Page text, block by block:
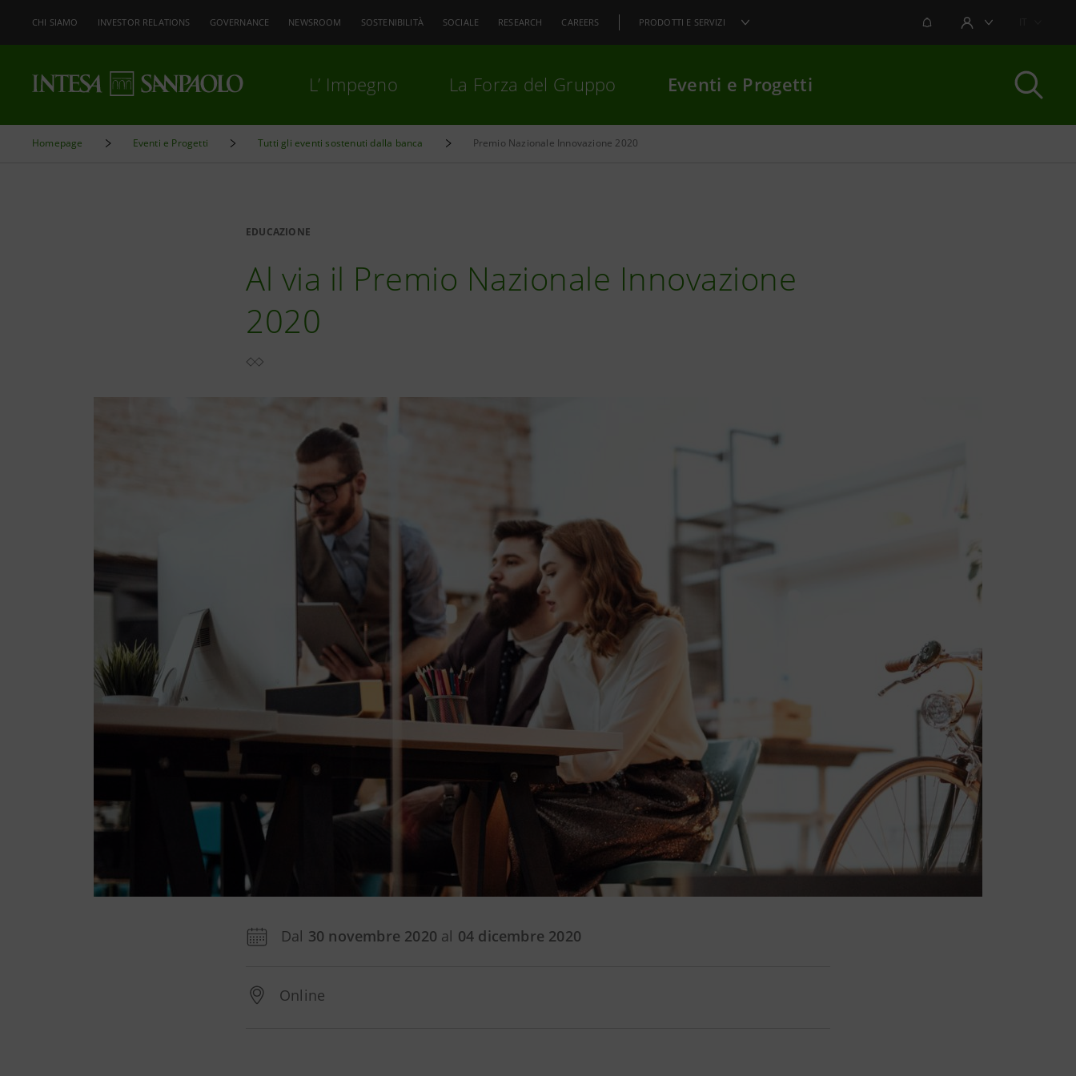
CHI SIAMO INVESTOR RELATIONS GOVERNANCE NEWSROOM SOSTENIBILITÀ SOCIALE RESEARCH CAREERS PRODOTTI E SERVIZI NOTIFICHEAREA UTENTE
L’ Impegno La Forza del Gruppo Eventi e Progetti
Homepage Eventi e Progetti Tutti gli eventi sostenuti dalla banca Premio Nazionale Innovazione 2020
EDUCAZIONE
Al via il Premio Nazionale Innovazione
2020
Dal 30 novembre 2020 al 04 dicembre 2020
Online